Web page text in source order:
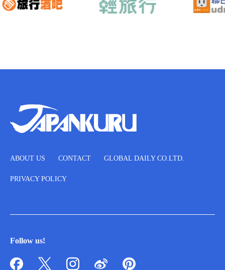
ABOUT US CONTACT GLOBAL DAILY CO.LTD.
PRIVACY POLICY
Follow us!